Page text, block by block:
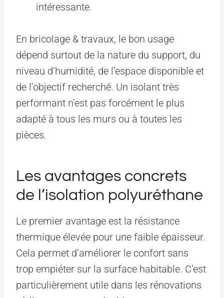
intéressante.
En bricolage & travaux, le bon usage
dépend surtout de la nature du support, du
niveau d’humidité, de l’espace disponible et
de l’objectif recherché. Un isolant très
performant n’est pas forcément le plus
adapté à tous les murs ou à toutes les
pièces.
Les avantages concrets
de l’isolation polyuréthane
Le premier avantage est la résistance
thermique élevée pour une faible épaisseur.
Cela permet d’améliorer le confort sans
trop empiéter sur la surface habitable. C’est
particulièrement utile dans les rénovations